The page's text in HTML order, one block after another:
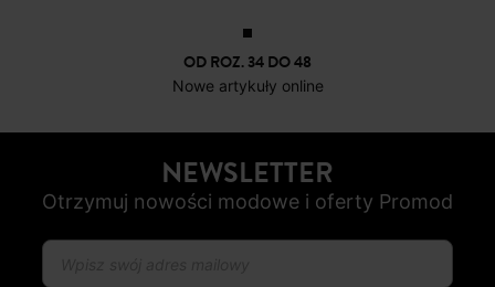
OD ROZ. 34 DO 48
Nowe artykuły online
NEWSLETTER
Otrzymuj nowości modowe i oferty Promod